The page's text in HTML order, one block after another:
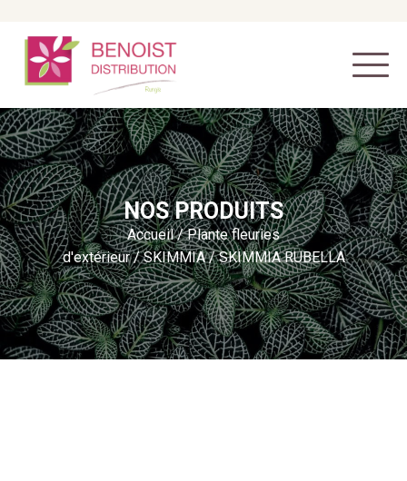
NOS PRODUITS
Accueil/Plante fleuries
d'extérieur/SKIMMIA/ SKIMMIA RUBELLA